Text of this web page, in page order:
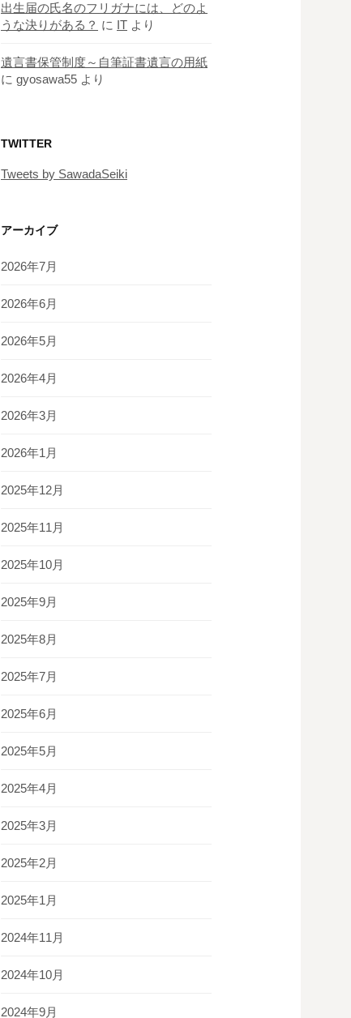
出生届の氏名のフリガナには、どのよ
うな決りがある？ に IT より
遺言書保管制度～自筆証書遺言の用紙
に gyosawa55 より
TWITTER
Tweets by SawadaSeiki
アーカイブ
2026年7月
2026年6月
2026年5月
2026年4月
2026年3月
2026年1月
2025年12月
2025年11月
2025年10月
2025年9月
2025年8月
2025年7月
2025年6月
2025年5月
2025年4月
2025年3月
2025年2月
2025年1月
2024年11月
2024年10月
2024年9月